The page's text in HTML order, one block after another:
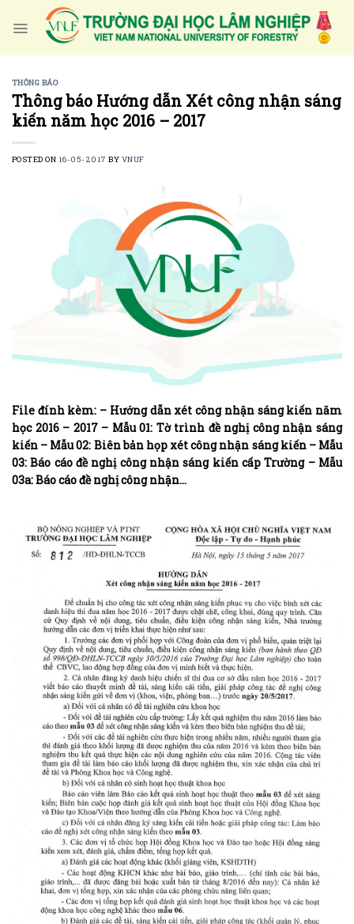
THÔNG BÁO
Thông báo Hướng dẫn Xét công nhận sáng
kiến năm học 2016 – 2017
POSTED ON 16-05-2017 BY VNUF
File đính kèm: – Hướng dẫn xét công nhận sáng kiến năm
học 2016 – 2017​ – Mẫu 01: Tờ trình đề nghị công nhận sáng
kiến – Mẫu 02: Biên bản họp xét công nhận sáng kiến – Mẫu
03: Báo cáo đề nghị công nhận sáng kiến cấp Trường – Mẫu
03a: Báo cáo đề nghị công nhận…